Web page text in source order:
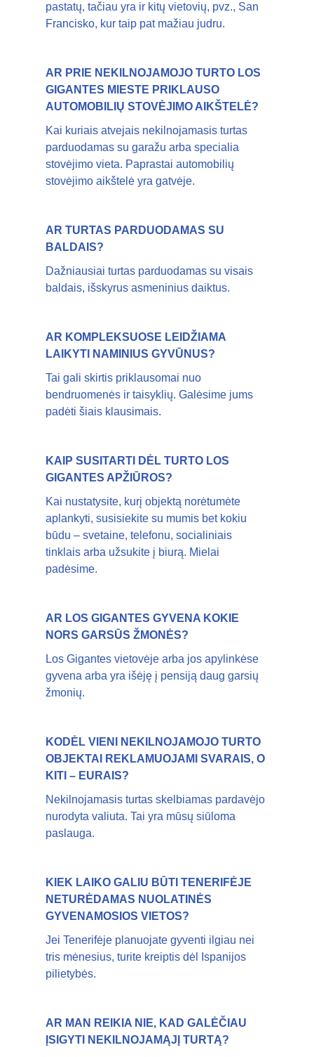
pastatų, tačiau yra ir kitų vietovių, pvz., San
Francisko, kur taip pat mažiau judru.
AR PRIE NEKILNOJAMOJO TURTO LOS
GIGANTES MIESTE PRIKLAUSO
AUTOMOBILIŲ STOVĖJIMO AIKŠTELĖ?
Kai kuriais atvejais nekilnojamasis turtas
parduodamas su garažu arba specialia
stovėjimo vieta. Paprastai automobilių
stovėjimo aikštelė yra gatvėje.
AR TURTAS PARDUODAMAS SU
BALDAIS?
Dažniausiai turtas parduodamas su visais
baldais, išskyrus asmeninius daiktus.
AR KOMPLEKSUOSE LEIDŽIAMA
LAIKYTI NAMINIUS GYVŪNUS?
Tai gali skirtis priklausomai nuo
bendruomenės ir taisyklių. Galėsime jums
padėti šiais klausimais.
KAIP SUSITARTI DĖL TURTO LOS
GIGANTES APŽIŪROS?
Kai nustatysite, kurį objektą norėtumėte
aplankyti, susisiekite su mumis bet kokiu
būdu – svetaine, telefonu, socialiniais
tinklais arba užsukite į biurą. Mielai
padėsime.
AR LOS GIGANTES GYVENA KOKIE
NORS GARSŪS ŽMONĖS?
Los Gigantes vietovėje arba jos apylinkėse
gyvena arba yra išėję į pensiją daug garsių
žmonių.
KODĖL VIENI NEKILNOJAMOJO TURTO
OBJEKTAI REKLAMUOJAMI SVARAIS, O
KITI – EURAIS?
Nekilnojamasis turtas skelbiamas pardavėjo
nurodyta valiuta. Tai yra mūsų siūloma
paslauga.
KIEK LAIKO GALIU BŪTI TENERIFĖJE
NETURĖDAMAS NUOLATINĖS
GYVENAMOSIOS VIETOS?
Jei Tenerifėje planuojate gyventi ilgiau nei
tris mėnesius, turite kreiptis dėl Ispanijos
pilietybės.
AR MAN REIKIA NIE, KAD GALĖČIAU
ĮSIGYTI NEKILNOJAMĄJĮ TURTĄ?